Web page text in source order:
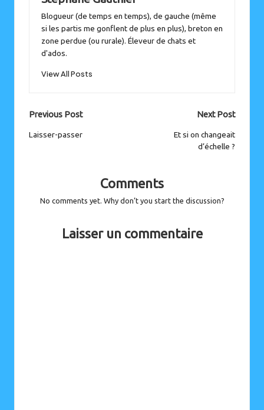
Blogueur (de temps en temps), de gauche (même
si les partis me gonflent de plus en plus), breton en
zone perdue (ou rurale). Éleveur de chats et
d'ados.
View All Posts
Post
navigation
Previous Post
Laisser-passer
Next Post
Et si on changeait
d’échelle ?
Comments
No comments yet. Why don’t you start the discussion?
Laisser un commentaire